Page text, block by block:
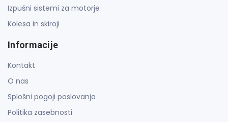
Izpušni sistemi za motorje
Kolesa in skiroji
Informacije
Kontakt
O nas
Splošni pogoji poslovanja
Politika zasebnosti